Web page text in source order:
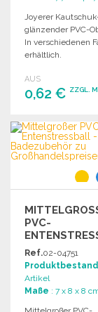
Joyerer
glänzender PVC-
In verschiedenen
erhältlich.
AUS
0,62 € ZZGL.
Angebot
VC-E
Ref.02-04751
Produktbestand
Artikel
Maße : 7 x 8 x 8